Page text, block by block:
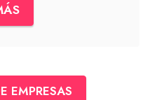
EMPRESAS